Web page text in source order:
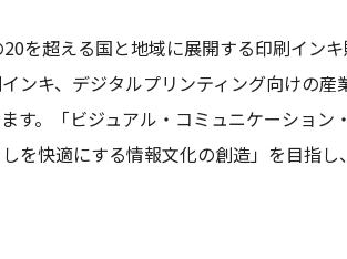
を超える国と地域に展開する印刷インキ
ンキ、デジタルプリンティング向けの
。「ビジュアル・コミュニケーション
快適にする情報文化の創造」を目指し